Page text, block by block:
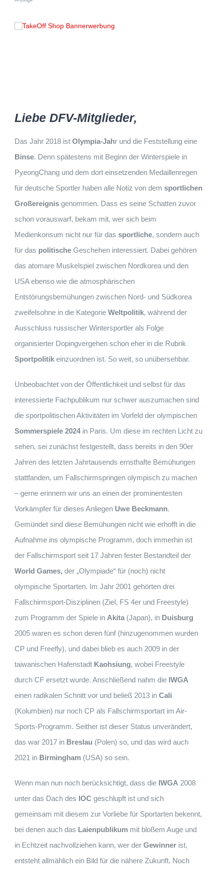
Liebe DFV-Mitglieder,
Das Jahr 2018 ist Olympia-Jahr und die Feststellung eine
Binse. Denn spätestens mit Beginn der Winterspiele in
PyeongChang und dem dort einsetzenden Medaillenregen
für deutsche Sportler haben alle Notiz von dem sportlichen
Großereignis genommen. Dass es seine Schatten zuvor
schon vorauswarf, bekam mit, wer sich beim
Medienkonsum nicht nur für das sportliche, sondern auch
für das politische Geschehen interessiert. Dabei gehören
das atomare Muskelspiel zwischen Nordkorea und den
USA ebenso wie die atmosphärischen
Entstörungsbemühungen zwischen Nord- und Südkorea
zweifelsohne in die Kategorie Weltpolitik, während der
Ausschluss russischer Wintersportler als Folge
organisierter Dopingvergehen schon eher in die Rubrik
Sportpolitik einzuordnen ist. So weit, so unübersehbar.
Unbeobachtet von der Öffentlichkeit und selbst für das
interessierte Fachpublikum nur schwer auszumachen sind
die sportpolitischen Aktivitäten im Vorfeld der olympischen
Sommerspiele 2024in Paris. Um diese im rechten Licht zu
sehen, sei zunächst festgestellt, dass bereits in den 90er
Jahren des letzten Jahrtausends ernsthafte Bemühungen
stattfanden, um Fallschirmspringen olympisch zu machen
– gerne erinnern wir uns an einen der prominentesten
Vorkämpfer für dieses Anliegen Uwe Beckmann.
Gemündet sind diese Bemühungen nicht wie erhofft in die
Aufnahme ins olympische Programm, doch immerhin ist
der Fallschirmsport seit 17 Jahren fester Bestandteil der
World Games, der „Olympiade“ für (noch) nicht
olympische Sportarten. Im Jahr 2001 gehörten drei
Fallschirmsport-Disziplinen (Ziel, FS 4er und Freestyle)
zum Programm der Spiele in Akita (Japan), in Duisburg
2005 waren es schon deren fünf (hinzugenommen wurden
CP und Freefly), und dabei blieb es auch 2009 in der
taiwanischen Hafenstadt Kaohsiung, wobei Freestyle
durch CF ersetzt wurde. Anschließend nahm die IWGA
einen radikalen Schnitt vor und beließ 2013 in Cali
(Kolumbien) nur noch CP als Fallschirmsportart im Air-
Sports-Programm. Seither ist dieser Status unverändert,
das war 2017 in Breslau (Polen) so, und das wird auch
2021 in Birmingham (USA) so sein.
Wenn man nun noch berücksichtigt, dass die IWGA 2008
unter das Dach des IOC geschlupft ist und sich
gemeinsam mit diesem zur Vorliebe für Sportarten bekennt,
bei denen auch das Laienpublikum mit bloßem Auge und
in Echtzeit nachvollziehen kann, wer der Gewinner ist,
entsteht allmählich ein Bild für die nähere Zukunft. Noch